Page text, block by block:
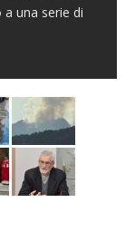
una serie di